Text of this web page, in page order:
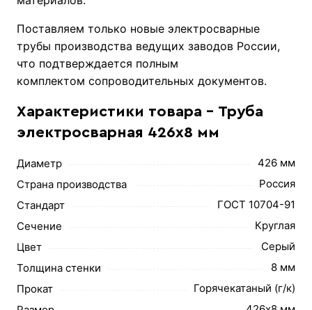
Поставляем только новые электросварные
трубы производства ведущих заводов России,
что подтверждается полным
комплектом сопроводительных документов.
Характеристики товара - Труба
электросварная 426х8 мм
Диаметр
426 мм
Страна производства
Россия
Стандарт
ГОСТ 10704-91
Сечение
Круглая
Цвет
Серый
Толщина стенки
8 мм
Прокат
Горячекатаный (г/к)